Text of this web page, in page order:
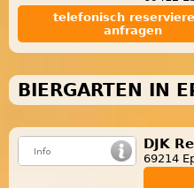
telefonisch
anfragen
BIERGARTEN IN
DJK
69214